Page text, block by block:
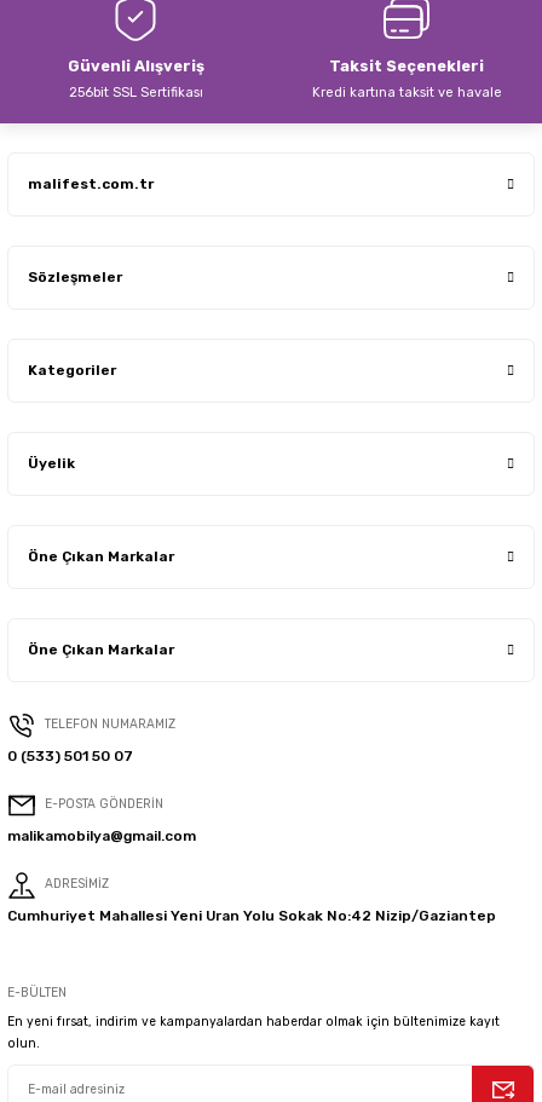
Güvenli Alışveriş
256bit SSL Sertifikası
Taksit Seçenekleri
Kredi kartına taksit ve havale
malifest.com.tr
Sözleşmeler
Kategoriler
Üyelik
Öne Çıkan Markalar
Öne Çıkan Markalar
TELEFON NUMARAMIZ
0 (533) 501 50 07
E-POSTA GÖNDERİN
malikamobilya@gmail.com
ADRESİMİZ
Cumhuriyet Mahallesi Yeni Uran Yolu Sokak No:42 Nizip/Gaziantep
E-BÜLTEN
En yeni fırsat, indirim ve kampanyalardan haberdar olmak için bültenimize kayıt
olun.